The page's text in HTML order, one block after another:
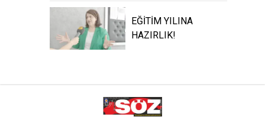
EĞİTİM YILINA
HAZIRLIK!